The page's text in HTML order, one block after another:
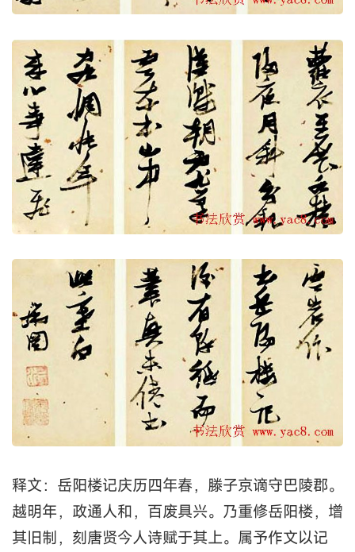
释文：岳阳楼记庆历四年春，滕子京谪守巴陵郡。
越明年，政通人和，百废具兴。乃重修岳阳楼，增
其旧制，刻唐贤今人诗赋于其上。属予作文以记